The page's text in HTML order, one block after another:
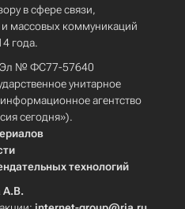
в сфере связи,
массовых коммуникаций
года.
Эл № ФС77-57640
унитарное
агентство
сегодня»).
технологий
А.В.